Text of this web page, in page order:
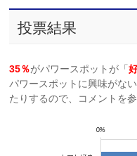
投票結果
35％がパワースポットが「
パワースポットに興味がな
たりするので、コメントを